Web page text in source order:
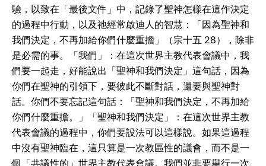
驗，以致在「最後文件」中，記錄了聖神怎樣在這作決定
的過程中行動，以及祂經常啟迪人的智慧：「因為聖神和
我們決定，不再加給你們什麼重擔」（宗十五 28），除非
是必需的事。「我們」：在這次世界主教代表會議中，我
們要一起走，好能說出「聖神和我們決定」這句話，因為
你們在聖神的引領下，要彼此不斷對話，還要與聖神對
話。你們不要忘記這句話：「聖神和我們決定，不再加給
你們什麼重擔。」「聖神和我們決定」：在這次世界主教
代表會議的過程中，你們要設法可以這樣說。如果這過程
中沒有聖神臨在，這只算是一次教區性的議會，而不是一
個「共議性的」世界主教代表會議。我們並非要舉行一次